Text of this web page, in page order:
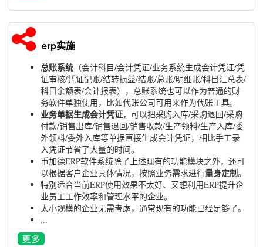
erp实施
总账系统 （会计科目/会计凭证/业务系统生成会计凭证/凭
证审核/凭证记账/结转损益/结账/总账/明细账/科目汇总表/
科目余额表/会计报表），总账系统也可以作为普通的财
务软件单独使用，比如代账公司可用来作为代账工具。
业务单据生成会计凭证，可以把采购入库/采购退回/采购
付款/销售出库/销售退回/销售收款/生产领料/生产入库/委
外领料/委外入库等单据直接生成会计凭证，相比手工录
入凭证节省了大量的时间。
币加德ERP软件系统除了上述现有的功能模块之外，还可
以根据客户企业具体情况，按照业务需求进行量身定制。
特别适合当前ERP使用效果不太好、又想利用ERP提升企
业员工工作效率和管理水平的企业。
太小规模的企业无需考虑，通常现有的功能已经足够了。
...